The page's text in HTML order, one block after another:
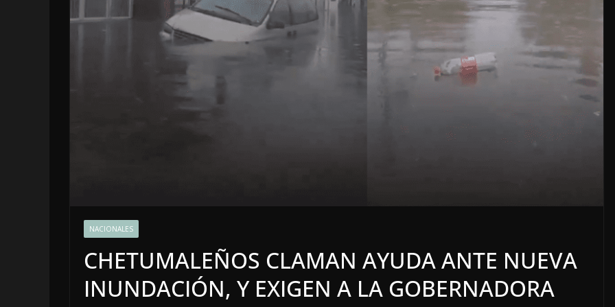
NACIONALES
CHETUMALEÑOS CLAMAN AYUDA ANTE NUEVA
INUNDACIÓN, Y EXIGEN A LA GOBERNADORA
6 agosto, 2026
OPINIÓN
7 agosto, 2026